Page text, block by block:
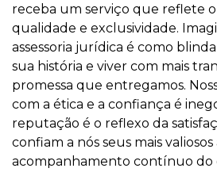
receba um serviço que reflete
qualidade e exclusividade.
assessoria jurídica é como
sua história e viver com mais
promessa que entregamos.
com a ética e a confiança é
reputação é o reflexo da
confiam a nós seus mais valiosos
acompanhamento contínuo do